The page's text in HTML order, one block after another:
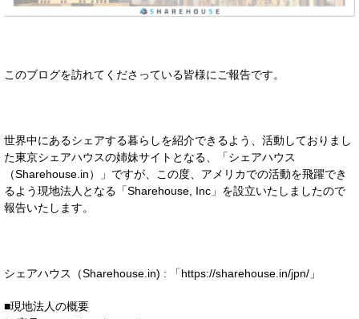
このブログを訪れてくださっている皆様にご報告です。
世界中にあるシェアする暮らしを紹介できるよう、活動しておりまし
た東京シェアハウスの姉妹サイトとなる、「シェアハウス
（Sharehouse.in）」ですが、この度、アメリカでの活動を飛躍でき
るよう現地法人となる「Sharehouse, Inc」を設立いたしましたので
報告いたします。
シェアハウス （Sharehouse.in) : 「https://sharehouse.in/jpn/」
■現地法人の概要